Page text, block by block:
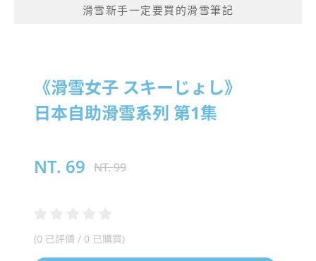
滑雪新手一定要買的滑雪筆記